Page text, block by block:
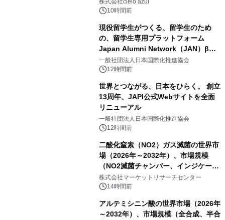
株式会社cielo azul
10時間前
現役留学生がつくる、留学生のため
の、留学生専用プラットフォーム
Japan Alumni Network（JAN）β版
をリリース
一般社団法人日本国際化推進協会
12時間前
世界とつながる、日本をひらく。 創立
13周年、JAPI公式Webサイトを全面
リニューアル
一般社団法人日本国際化推進協会
12時間前
二酸化窒素（NO2）ガス滅菌の世界市
場（2026年～2032年）、市場規模
（NO2滅菌チャンバー、インジケータ
ーおよびモニタリングシステム、その
他）・分析レポートを発表
株式会社マーケットリサーチセンター
14時間前
アルテミシニン酸の世界市場（2026年
～2032年）、市場規模（全合成、半合